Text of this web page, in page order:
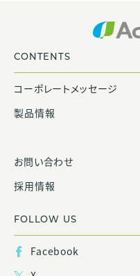
CONTENTS
コーポレートメッセージ
製品情報
お問い合わせ
採用情報
FOLLOW US
Facebook